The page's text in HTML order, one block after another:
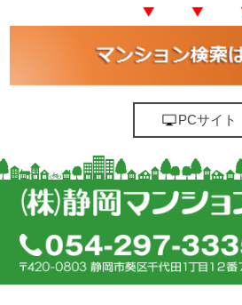
PCサイト